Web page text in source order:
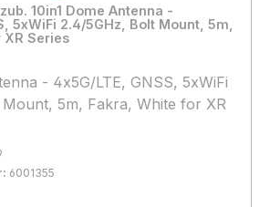
10in1 Dome Antenna -
5xWiFi 2.4/5GHz, Bolt Mount, 5m,
Series
- 4x5G/LTE, GNSS, 5xWiFi
5m, Fakra, White for XR
6001355